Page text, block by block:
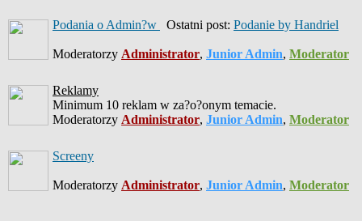
Podania o Admin?w Ostatni post: Podanie by Handriel
Moderatorzy Administrator, Junior Admin, Moderator
Reklamy
Minimum 10 reklam w za?o?onym temacie.
Moderatorzy Administrator, Junior Admin, Moderator
Screeny
Moderatorzy Administrator, Junior Admin, Moderator